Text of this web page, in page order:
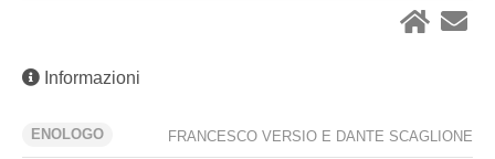
Informazioni
ENOLOGO FRANCESCO VERSIO E DANTE SCAGLIONE